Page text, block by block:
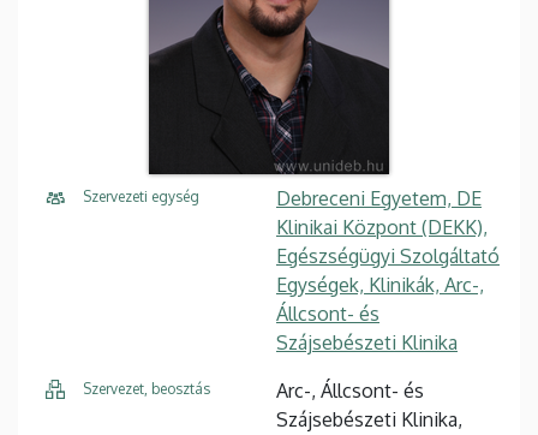
Szervezeti egység
Debreceni Egyetem, DE
Klinikai Központ (DEKK),
Egészségügyi Szolgáltató
Egységek, Klinikák, Arc-,
Állcsont- és
Szájsebészeti Klinika
Szervezet, beosztás
Arc-, Állcsont- és
Szájsebészeti Klinika,